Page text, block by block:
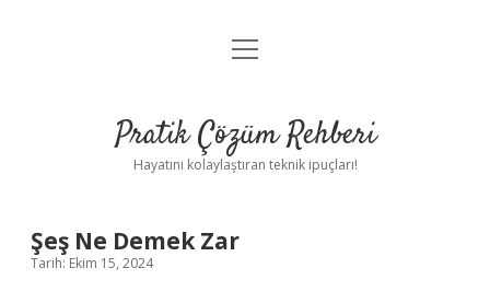
Anasayfa
Yasal Uyarı
menüyü
Pratik Çözüm Rehberi
Hayatını kolaylaştıran teknik ipuçları!
Şeş Ne Demek Zar
Tarih: Ekim 15, 2024